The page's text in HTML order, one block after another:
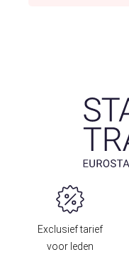
Exclusief tarief
voor leden